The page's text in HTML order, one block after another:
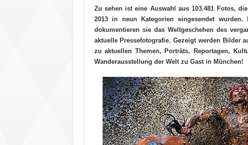
Zu sehen ist eine Auswahl aus 103.481 Fotos,
2013 in neun Kategorien eingesendet
dokumentieren sie das Weltgeschehen des
aktuelle Pressefotografie. Gezeigt werden Bilder
zu aktuellen Themen, Porträts, Reportagen,
Wanderausstellung der Welt zu Gast in München!